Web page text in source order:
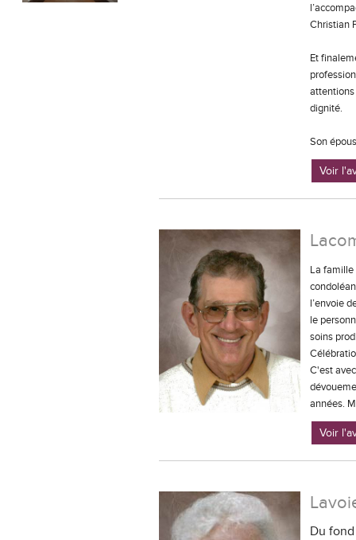
Christian
Et
attentions
dignité.
Son
Voir
La famille
l’envoie
le
soins
C'est
années.
Voir
Du